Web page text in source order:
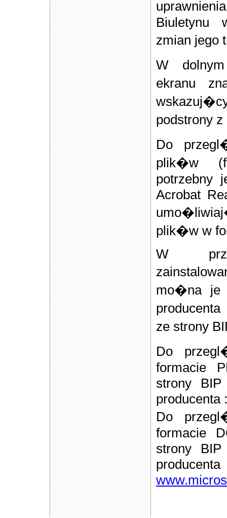
Biuletynu
zmian jego
W
ekranu
podstrony
Do
plik�w
potrzebny
Acrobat
plik�w w
W
mo�na je
ze strony
Do
formacie
strony
producenta
Do
formacie
strony